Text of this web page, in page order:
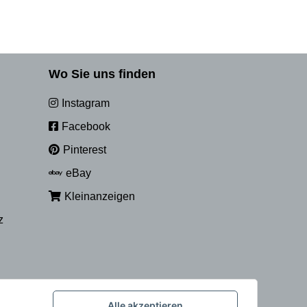
Wo Sie uns finden
Instagram
Facebook
Pinterest
eBay
Kleinanzeigen